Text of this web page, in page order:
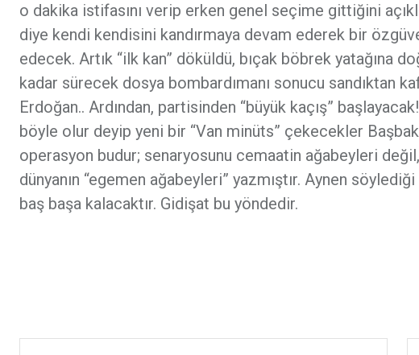
o dakika istifasını verip erken genel seçime gittiğini
diye kendi kendisini kandırmaya devam ederek bir
edecek. Artık “ilk kan” döküldü, bıçak böbrek yatağına
kadar sürecek dosya bombardımanı sonucu sandıktan
Erdoğan.. Ardından, partisinden “büyük kaçış”
böyle olur deyip yeni bir “Van minüts” çekecekler
operasyon budur; senaryosunu cemaatin ağabeyleri
dünyanın “egemen ağabeyleri” yazmıştır. Aynen
baş başa kalacaktır. Gidişat bu yöndedir.